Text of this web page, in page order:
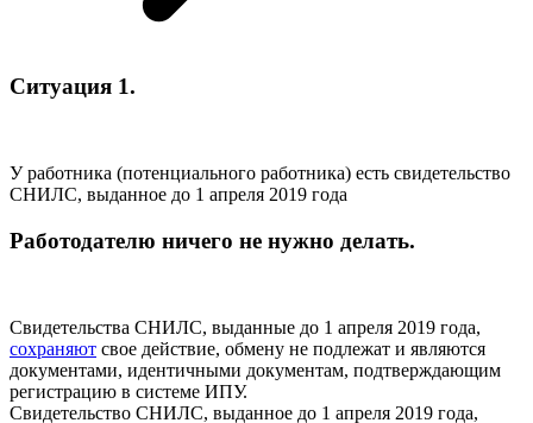
Ситуация 1.
У работника (потенциального работника) есть свидетельство
СНИЛС, выданное до 1 апреля 2019 года
Работодателю ничего не нужно делать.
Свидетельства СНИЛС, выданные до 1 апреля 2019 года,
сохраняют свое действие, обмену не подлежат и являются
документами, идентичными документам, подтверждающим
регистрацию в системе ИПУ.
Свидетельство СНИЛС, выданное до 1 апреля 2019 года,